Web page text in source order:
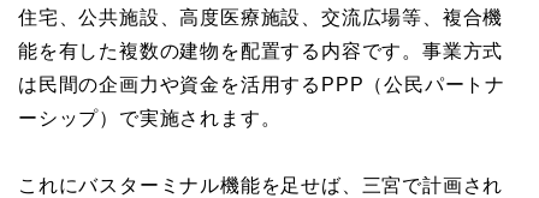
住宅、公共施設、高度医療施設、交流広場等、複合機
能を有した複数の建物を配置する内容です。事業方式
は民間の企画力や資金を活用するPPP（公民パートナ
ーシップ）で実施されます。
これにバスターミナル機能を足せば、三宮で計画され